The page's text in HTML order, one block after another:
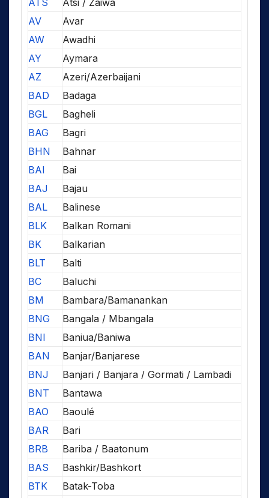
ATS
Atsi / Zaiwa
AV
Avar
AW
Awadhi
AY
Aymara
AZ
Azeri/Azerbaijani
BAD
Badaga
BGL
Bagheli
BAG
Bagri
BHN
Bahnar
BAI
Bai
BAJ
Bajau
BAL
Balinese
BLK
Balkan Romani
BK
Balkarian
BLT
Balti
BC
Baluchi
BM
Bambara/Bamanankan
BNG
Bangala / Mbangala
BNI
Baniua/Baniwa
BAN
Banjar/Banjarese
BNJ
Banjari / Banjara / Gormati / Lambadi
BNT
Bantawa
BAO
Baoulé
BAR
Bari
BRB
Bariba / Baatonum
BAS
Bashkir/Bashkort
BTK
Batak-Toba